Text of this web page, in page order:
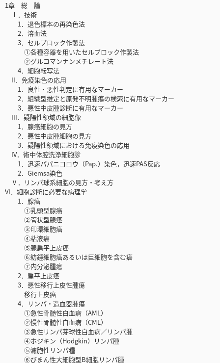
1章 総 論
Ⅰ．技術
1．退色標本の再染色法
2．溶血法
3．セルブロック作製法
①各種容器を用いたセルブロック作製法
②グルコマンナンメチレート法
4．細胞転写法
II．免疫染色の応用
1．良性・悪性判定に有用なマーカー
2．組織型推定と原発不明腫瘍の検索に有用なマーカー
3．悪性中皮腫診断に有用なマーカー
III．疑陽性領域の細胞像
1．腺癌細胞の見方
2．悪性中皮腫細胞の見方
3．疑陽性領域における免疫染色の応用
IV．術中体腔洗浄細胞診
1．迅速パパニコロウ（Pap.）染色，迅速PAS反応
2．Giemsa染色
Ⅴ．リンパ球系細胞の見方・考え方
VI．細胞診断に必要な病理学
1．腺癌
①乳頭型腺癌
②管状型腺癌
③印環細胞癌
④粘液癌
⑤腺扁平上皮癌
⑥紡錘細胞癌あるいは巨細胞を含む癌
⑦内分泌腫瘍
2．扁平上皮癌
3．悪性移行上皮性腫瘍
移行上皮癌
4．リンパ・造血器腫瘍
①急性骨髄性白血病（AML）
②慢性骨髄性白血病（CML）
③急性リンパ芽球性白血病／リンパ腫
④ホジキン（Hodgkin）リンパ腫
⑤濾胞性リンパ種
⑥びまん性大細胞型B細胞リンパ腫